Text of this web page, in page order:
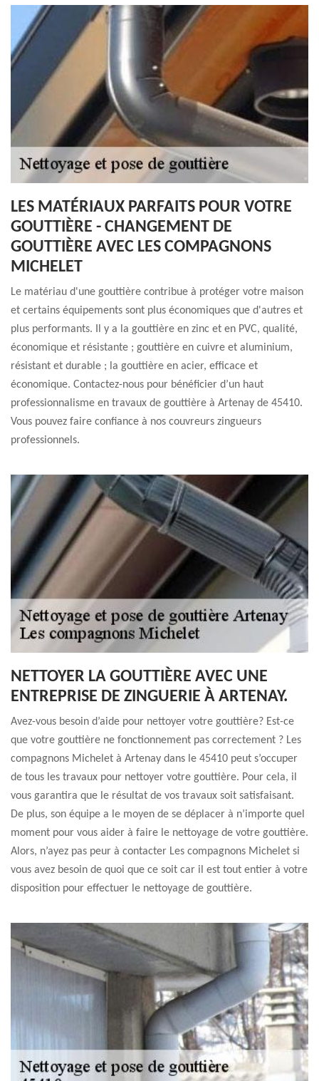
LES MATÉRIAUX PARFAITS POUR VOTRE
GOUTTIÈRE - CHANGEMENT DE
GOUTTIÈRE AVEC LES COMPAGNONS
MICHELET
Le matériau d'une gouttière contribue à protéger votre maison
et certains équipements sont plus économiques que d'autres et
plus performants. Il y a la gouttière en zinc et en PVC, qualité,
économique et résistante ; gouttière en cuivre et aluminium,
résistant et durable ; la gouttière en acier, efficace et
économique. Contactez-nous pour bénéficier d’un haut
professionnalisme en travaux de gouttière à Artenay de 45410.
Vous pouvez faire confiance à nos couvreurs zingueurs
professionnels.
NETTOYER LA GOUTTIÈRE AVEC UNE
ENTREPRISE DE ZINGUERIE À ARTENAY.
Avez-vous besoin d’aide pour nettoyer votre gouttière? Est-ce
que votre gouttière ne fonctionnement pas correctement ? Les
compagnons Michelet à Artenay dans le 45410 peut s’occuper
de tous les travaux pour nettoyer votre gouttière. Pour cela, il
vous garantira que le résultat de vos travaux soit satisfaisant.
De plus, son équipe a le moyen de se déplacer à n’importe quel
moment pour vous aider à faire le nettoyage de votre gouttière.
Alors, n’ayez pas peur à contacter Les compagnons Michelet si
vous avez besoin de quoi que ce soit car il est tout entier à votre
disposition pour effectuer le nettoyage de gouttière.